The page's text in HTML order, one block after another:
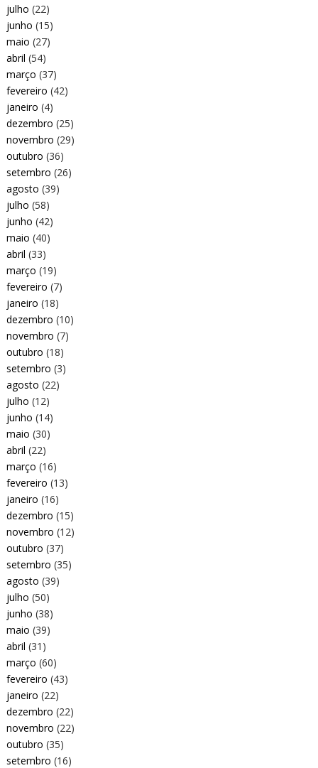
julho (22)
junho (15)
maio (27)
abril (54)
março (37)
fevereiro (42)
janeiro (4)
dezembro (25)
novembro (29)
outubro (36)
setembro (26)
agosto (39)
julho (58)
junho (42)
maio (40)
abril (33)
março (19)
fevereiro (7)
janeiro (18)
dezembro (10)
novembro (7)
outubro (18)
setembro (3)
agosto (22)
julho (12)
junho (14)
maio (30)
abril (22)
março (16)
fevereiro (13)
janeiro (16)
dezembro (15)
novembro (12)
outubro (37)
setembro (35)
agosto (39)
julho (50)
junho (38)
maio (39)
abril (31)
março (60)
fevereiro (43)
janeiro (22)
dezembro (22)
novembro (22)
outubro (35)
setembro (16)